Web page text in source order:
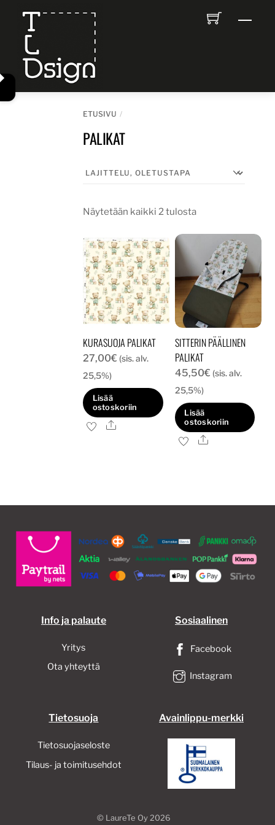
content
ETUSIVU
PALIKAT
Näytetään kaikki 2 tulosta
KURASUOJA PALIKAT
27,00€ (sis. alv.
25,5%)
Lisää
ostoskoriin
Ale
SITTERIN PÄÄLLINEN
PALIKAT
45,50€ (sis. alv.
25,5%)
Lisää
ostoskoriin
Ale
Info ja palaute
Yritys
Ota yhteyttä
Sosiaalinen
Facebook
Instagram
Tietosuoja
Tietosuojaseloste
Tilaus- ja toimitusehdot
Avainlippu-merkki
© LaureTe Oy2026